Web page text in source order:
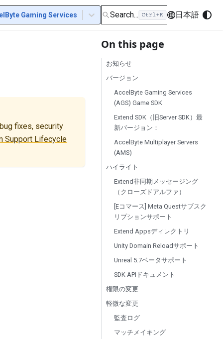
Gaming Services Search... 日本語
fixes, security
Support Lifecycle
On this page
お知らせ
バージョン
AccelByte Gaming Services
(AGS) Game SDK
Extend SDK（旧Server SDK）最
新バージョン：
AccelByte Multiplayer Servers
(AMS)
ハイライト
Extend非同期メッセージング
（クローズドアルファ）
[Eコマース] Meta Questサブスク
リプションサポート
Extend Appsディレクトリ
Unity Domain Reloadサポート
Unreal 5.7ベータサポート
SDK APIドキュメント
権限の変更
軽微な変更
監査ログ
マッチメイキング